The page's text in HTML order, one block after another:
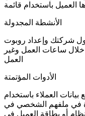
الأنشطة المجدولة
شركتك وإعداد روبوت
خلال ساعات العمل وغير
العمل
الأدوات المؤتمتة
بيانات العملاء باستخدام
في ملفهم الشخصي في